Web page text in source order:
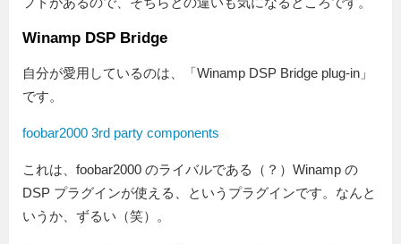
Winamp DSP Bridge
自分が愛用しているのは、「Winamp DSP Bridge plug-in」
です。
foobar2000 3rd party components
これは、foobar2000 のライバルである（？）Winamp の
DSP プラグインが使える、というプラグインです。なんと
いうか、ずるい（笑）。